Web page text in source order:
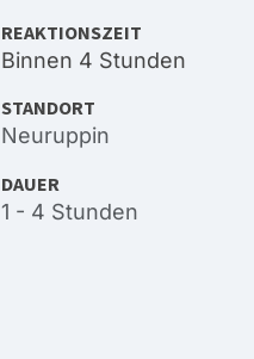
REAKTIONSZEIT
Binnen 4 Stunden
STANDORT
Neuruppin
DAUER
1 - 4 Stunden